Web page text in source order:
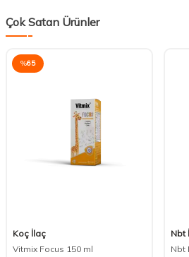
Çok Satan Ürünler
%65
Koç İlaç
Vitmix Focus 150 ml
Nbt
Nbt